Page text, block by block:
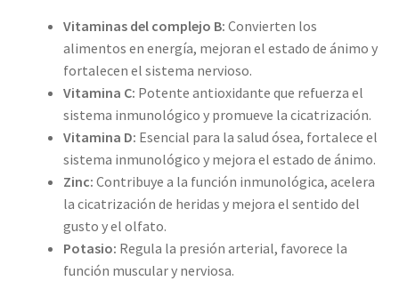
Vitaminas del complejo B: Convierten los
alimentos en energía, mejoran el estado de ánimo y
fortalecen el sistema nervioso.
Vitamina C: Potente antioxidante que refuerza el
sistema inmunológico y promueve la cicatrización.
Vitamina D: Esencial para la salud ósea, fortalece el
sistema inmunológico y mejora el estado de ánimo.
Zinc: Contribuye a la función inmunológica, acelera
la cicatrización de heridas y mejora el sentido del
gusto y el olfato.
Potasio: Regula la presión arterial, favorece la
función muscular y nerviosa.